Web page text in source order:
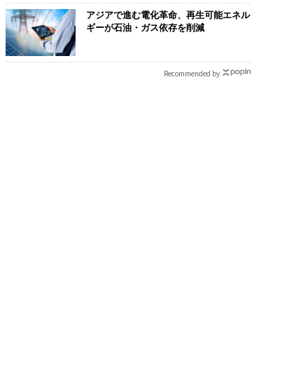
アジアで進む電化革命、再生可能エネル
ギーが石油・ガス依存を削減
Recommended by